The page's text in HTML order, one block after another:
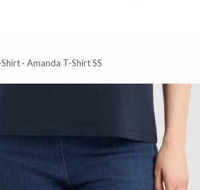
· Amanda T-Shirt SS